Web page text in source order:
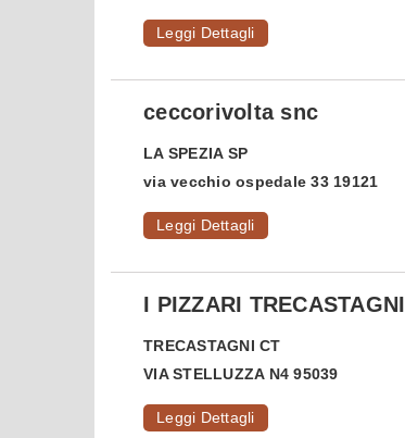
Leggi Dettagli
ceccorivolta snc
LA SPEZIA SP
via vecchio ospedale 33 19121
Leggi Dettagli
I PIZZARI TRECASTAGNI
TRECASTAGNI CT
VIA STELLUZZA N4 95039
Leggi Dettagli